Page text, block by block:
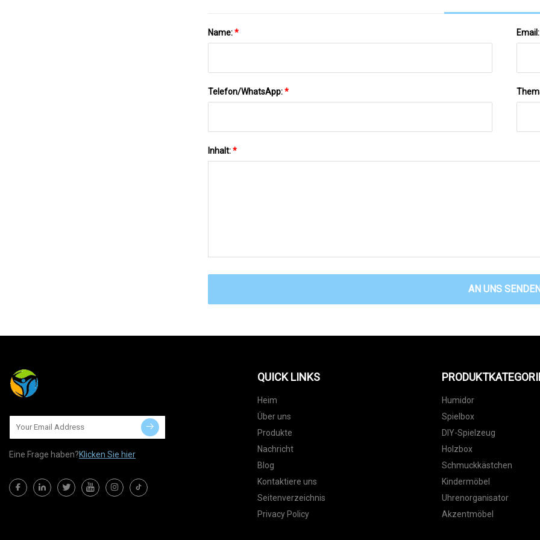
Name:* Email:
Telefon/WhatsApp:*
Inhalt:*
AN UNS
Eine Frage haben?Klicken Sie hier
QUICK LINKS
Heim
Über uns
Produkte
Nachricht
Blog
Kontaktiere uns
Seitenverzeichnis
Privacy Policy
Humidor
Spielbox
DIY-Spielzeug
Holzbox
Schmuckkästchen
Kindermöbel
Uhrenorganisator
Akzentmöbel